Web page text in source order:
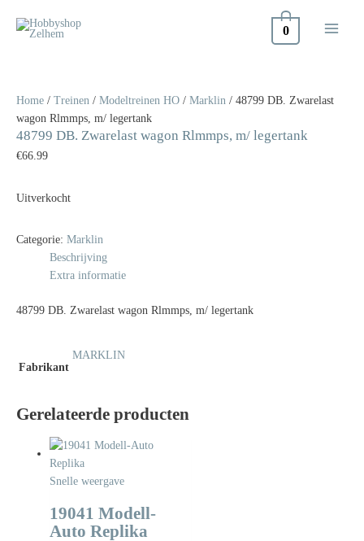
naar
0
Home / Treinen / Modeltreinen HO / Marklin / 48799 DB. Zwarelast
wagon Rlmmps, m/ legertank
48799 DB. Zwarelast wagon Rlmmps, m/ legertank
€66.99
Uitverkocht
Categorie: Marklin
Beschrijving
Extra informatie
48799 DB. Zwarelast wagon Rlmmps, m/ legertank
Fabrikant
MARKLIN
Gerelateerde producten
Snelle weergave
19041 Modell-
Auto Replika